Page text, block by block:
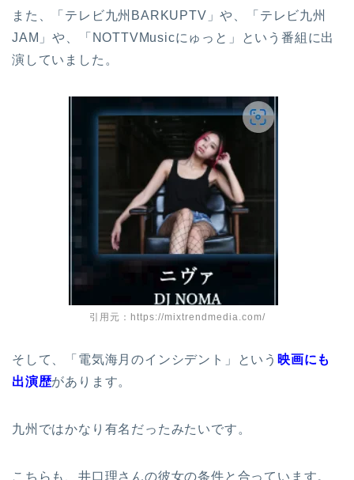
また、「テレビ九州BARKUPTV」や、「テレビ九州
JAM」や、「NOTTVMusicにゅっと」という番組に出
演していました。
引用元：https://mixtrendmedia.com/
そして、「電気海月のインシデント」という 映画にも
出演歴があります。
九州ではかなり有名だったみたいです。
こちらも、井口理さんの彼女の条件と合っています。